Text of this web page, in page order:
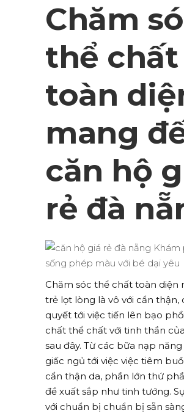
Chăm
thể chất
toàn
mang
căn hộ
rẻ đà
Chăm sóc thể chất toàn diện
trẻ lọt lòng là vô với cẩn thận,
quyết tới việc tiến lên bạo
chất thể chất với tinh thần
sau đây. Từ các bữa nạp
giấc ngủ tới việc việc tiêm
cẩn thận da, phần lớn thứ
đề xuất sắp như tinh tướng.
với chuẩn bị chuẩn bị sẵn